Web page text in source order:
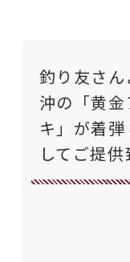
釣り友さ
沖の「黄
キ」が着
してご提